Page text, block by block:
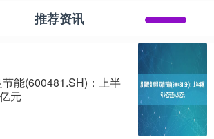
推荐资讯
能(600481.SH)：上半
元